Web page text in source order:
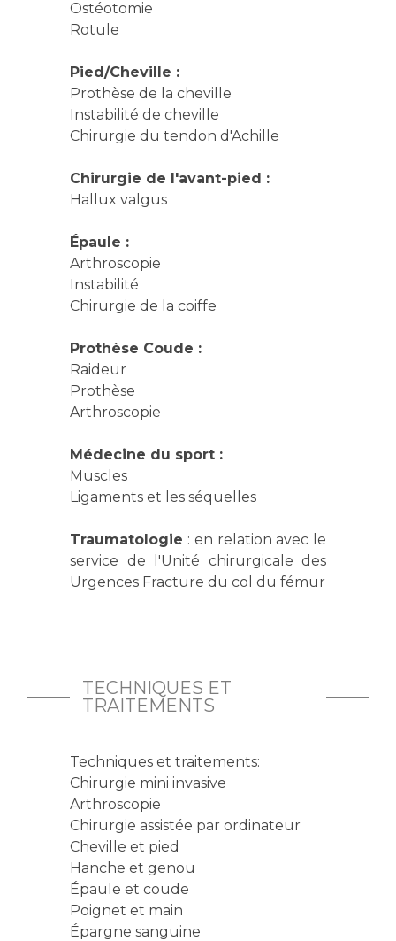
Ostéotomie
Rotule
Pied/Cheville :
Prothèse de la cheville
Instabilité de cheville
Chirurgie du tendon d'Achille
Chirurgie de l'avant-pied :
Hallux valgus
Épaule :
Arthroscopie
Instabilité
Chirurgie de la coiffe
Prothèse Coude :
Raideur
Prothèse
Arthroscopie
Médecine du sport :
Muscles
Ligaments et les séquelles
Traumatologie : en relation avec le
service de l'Unité chirurgicale des
Urgences Fracture du col du fémur
TECHNIQUES ET
TRAITEMENTS
Techniques et traitements:
Chirurgie mini invasive
Arthroscopie
Chirurgie assistée par ordinateur
Cheville et pied
Hanche et genou
Épaule et coude
Poignet et main
Épargne sanguine